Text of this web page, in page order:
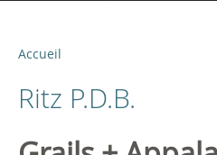
V
o
u
Accueil
Ritz P.D.B.